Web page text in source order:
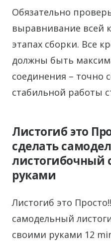
Обязательно
выравнивание всей
этапах сборки. Все
должны быть
соединения – точно
стабильной работы
Листогиб это
сделать
листогибочный
руками
Листогиб это
самодельный
своими руками 12